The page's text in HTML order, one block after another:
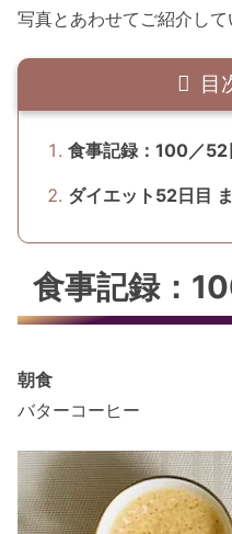
写真とあわせてご紹介して
目
食事記録：100／52
ダイエット52日目
食事記録：
朝食
バターコーヒー